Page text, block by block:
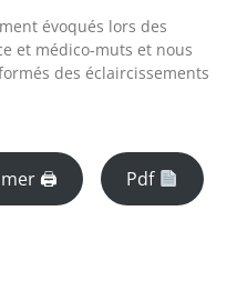
évoqués lors des
et médico-muts et nous
des éclaircissements
🖨 Pdf